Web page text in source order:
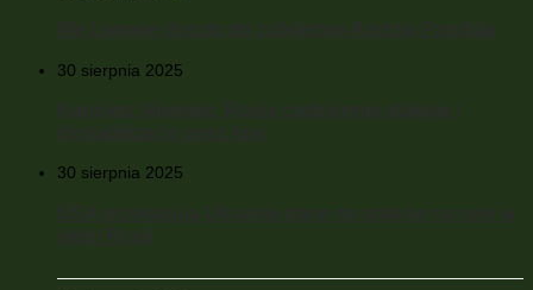
30 sierpnia 2025
30 sierpnia 2025